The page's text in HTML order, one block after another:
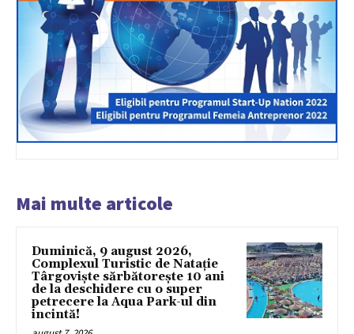
Mai multe articole
Duminică, 9 august 2026,
Complexul Turistic de Natație
Târgoviște sărbătorește 10 ani
de la deschidere cu o super
petrecere la Aqua Park-ul din
incintă!